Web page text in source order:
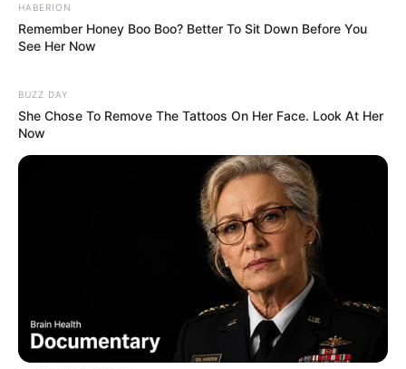
HABERION
Remember Honey Boo Boo? Better To Sit Down Before You
See Her Now
BUZZ DAY
She Chose To Remove The Tattoos On Her Face. Look At Her
Now